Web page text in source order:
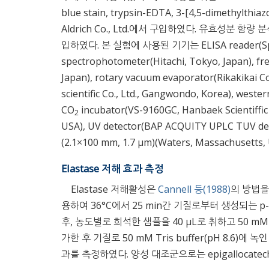
blue stain, trypsin-EDTA, 3-[4,5-
Aldrich Co., Ltd.에서 구입하였다. 유효성분 함량
입하였다. 본 실험에 사용된 기기는 ELISA
spectrophotometer(Hitachi, Tokyo, Japan),
Japan), rotary vacuum evaporator(Rikakikai
scientific Co., Ltd., Gangwondo, Korea),
CO2 incubator(VS-9160GC, Hanbaek
USA), UV detector(BAP ACQUITY UPLC TUV
(2.1×100 mm, 1.7 μm)(Waters, Massachusetts,
Elastase 저해 효과 측정
Elastase 저해활성은Cannell 등(1988)의 방법
용하여 36°C에서 25 min간 기질로부터 생성되
후, 농도별로 희석한 샘플을 40 μL로 취하고 50
가한 후 기질로 50 mM Tris buffer(pH 8.6)에 녹
과를 측정하였다. 양성 대조군으로는